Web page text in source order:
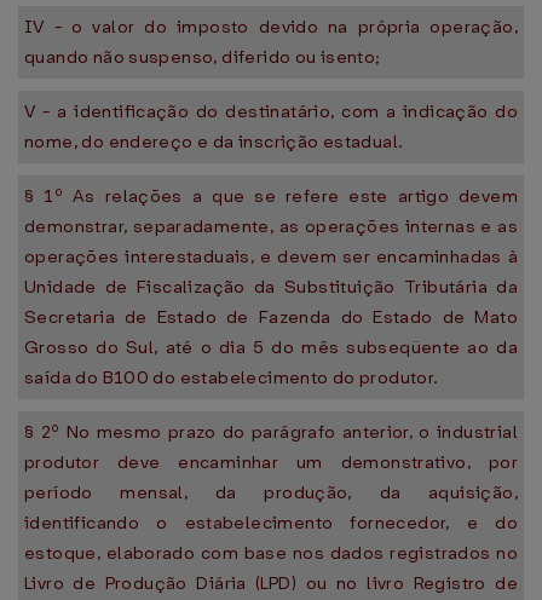
IV - o valor do imposto devido na própria operação,
quando não suspenso, diferido ou isento;
V - a identificação do destinatário, com a indicação do
nome, do endereço e da inscrição estadual.
§ 1º As relações a que se refere este artigo devem
demonstrar, separadamente, as operações internas e as
operações interestaduais, e devem ser encaminhadas à
Unidade de Fiscalização da Substituição Tributária da
Secretaria de Estado de Fazenda do Estado de Mato
Grosso do Sul, até o dia 5 do mês subseqüente ao da
saída do B100 do estabelecimento do produtor.
§ 2º No mesmo prazo do parágrafo anterior, o industrial
produtor deve encaminhar um demonstrativo, por
período mensal, da produção, da aquisição,
identificando o estabelecimento fornecedor, e do
estoque, elaborado com base nos dados registrados no
Livro de Produção Diária (LPD) ou no livro Registro de